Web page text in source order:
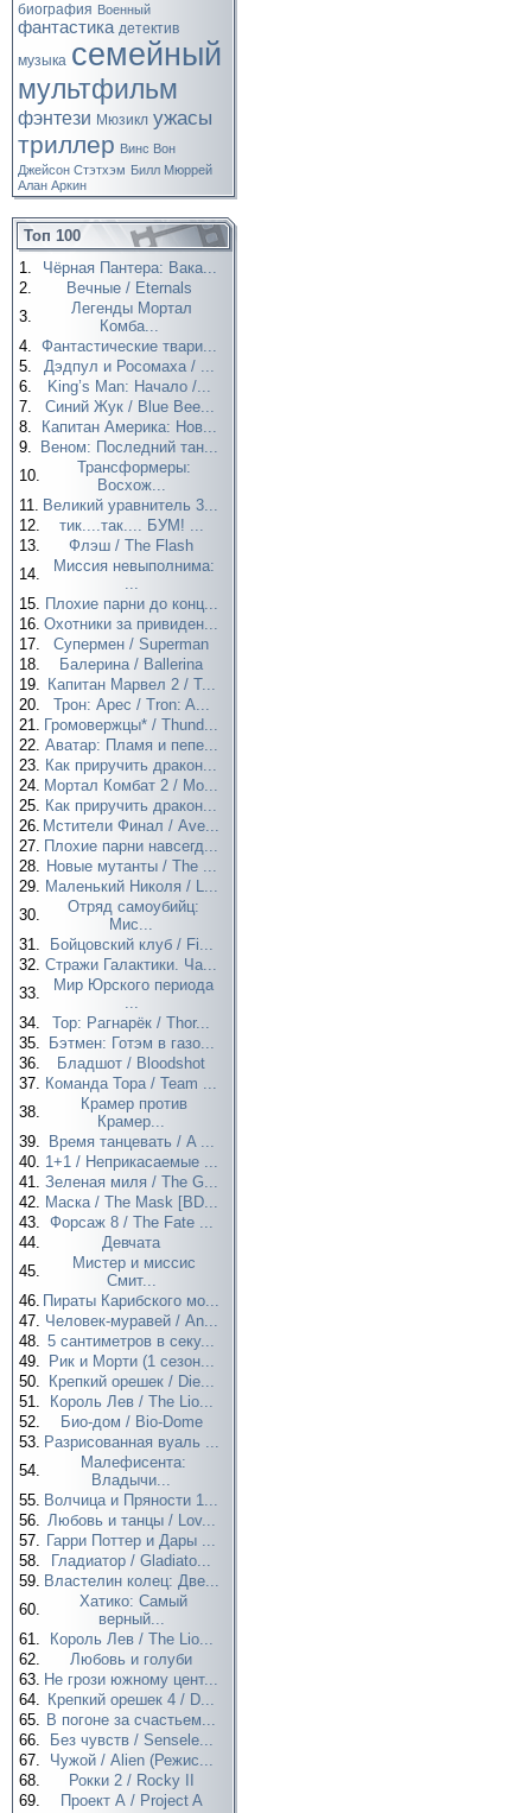
биография Военный
фантастика детектив
музыка семейный
мультфильм
фэнтези Мюзикл ужасы
триллер Винс Вон
Джейсон Стэтхэм Билл Мюррей
Алан Аркин
Топ 100
1.
Чёрная Пантера: Вака...
2.
Вечные / Eternals
3.
Легенды Мортал
Комба...
4. Фантастические твари...
5.
Дэдпул и Росомаха / ...
6.
King’s Man: Начало /...
7.
Синий Жук / Blue Bee...
8.
Капитан Америка: Нов...
9.
Веном: Последний тан...
10.
Трансформеры:
Восхож...
11. Великий уравнитель 3...
12.
тик....так.... БУМ! ...
13.
Флэш / The Flash
14.
Миссия невыполнима:
...
15. Плохие парни до конц...
16. Охотники за привиден...
17.
Супермен / Superman
18.
Балерина / Ballerina
19. Капитан Марвел 2 / T...
20.
Трон: Арес / Tron: A...
21. Громовержцы* / Thund...
22. Аватар: Пламя и пепе...
23. Как приручить дракон...
24. Мортал Комбат 2 / Mo...
25. Как приручить дракон...
26. Мстители Финал / Ave...
27. Плохие парни навсегд...
28. Новые мутанты / The ...
29. Маленький Николя / L...
30.
Отряд самоубийц:
Мис...
31.
Бойцовский клуб / Fi...
32. Стражи Галактики. Ча...
33.
Мир Юрского периода
...
34.
Тор: Рагнарёк / Thor...
35.
Бэтмен: Готэм в газо...
36.
Бладшот / Bloodshot
37. Команда Тора / Team ...
38.
Крамер против
Крамер...
39.
Время танцевать / A ...
40. 1+1 / Неприкасаемые ...
41. Зеленая миля / The G...
42. Маска / The Mask [BD...
43. Форсаж 8 / The Fate ...
44.
Девчата
45.
Мистер и миссис
Смит...
46. Пираты Карибского мо...
47. Человек-муравей / An...
48. 5 сантиметров в секу...
49.
Рик и Морти (1 сезон...
50.
Крепкий орешек / Die...
51.
Король Лев / The Lio...
52.
Био-дом / Bio-Dome
53. Разрисованная вуаль ...
54.
Малефисента:
Владычи...
55. Волчица и Пряности 1...
56. Любовь и танцы / Lov...
57. Гарри Поттер и Дары ...
58.
Гладиатор / Gladiato...
59. Властелин колец: Две...
60.
Хатико: Самый
верный...
61.
Король Лев / The Lio...
62.
Любовь и голуби
63. Не грози южному цент...
64. Крепкий орешек 4 / D...
65. В погоне за счастьем...
66.
Без чувств / Sensele...
67.
Чужой / Alien (Режис...
68.
Рокки 2 / Rocky II
69.
Проект А / Project A